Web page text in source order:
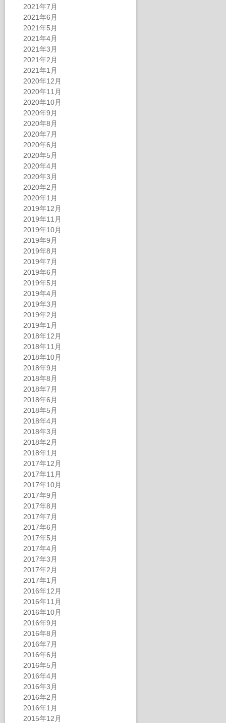
2021年7月
2021年6月
2021年5月
2021年4月
2021年3月
2021年2月
2021年1月
2020年12月
2020年11月
2020年10月
2020年9月
2020年8月
2020年7月
2020年6月
2020年5月
2020年4月
2020年3月
2020年2月
2020年1月
2019年12月
2019年11月
2019年10月
2019年9月
2019年8月
2019年7月
2019年6月
2019年5月
2019年4月
2019年3月
2019年2月
2019年1月
2018年12月
2018年11月
2018年10月
2018年9月
2018年8月
2018年7月
2018年6月
2018年5月
2018年4月
2018年3月
2018年2月
2018年1月
2017年12月
2017年11月
2017年10月
2017年9月
2017年8月
2017年7月
2017年6月
2017年5月
2017年4月
2017年3月
2017年2月
2017年1月
2016年12月
2016年11月
2016年10月
2016年9月
2016年8月
2016年7月
2016年6月
2016年5月
2016年4月
2016年3月
2016年2月
2016年1月
2015年12月